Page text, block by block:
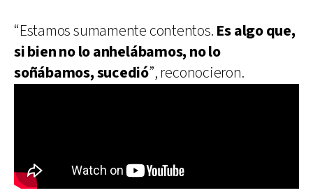
“Estamos sumamente contentos. Es algo que,
si bien no lo anhelábamos, no lo
soñábamos, sucedió”, reconocieron.